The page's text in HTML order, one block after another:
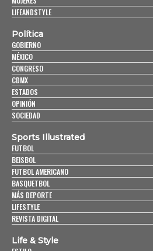
LIFEANDSTYLE
Política
GOBIERNO
MÉXICO
CONGRESO
CDMX
ESTADOS
OPINIÓN
SOCIEDAD
Sports Illustrated
FUTBOL
BEISBOL
FUTBOL AMERICANO
BASQUETBOL
MÁS DEPORTE
LIFESTYLE
REVISTA DIGITAL
Life & Style